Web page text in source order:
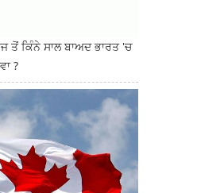
ਤੋਂ ਕਿੰਨੇ ਸਾਲ ਬਾਅਦ ਭਾਰਤ 'ਚ
?